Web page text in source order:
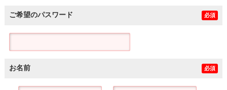
ご希望のパスワード 必須
お名前 必須